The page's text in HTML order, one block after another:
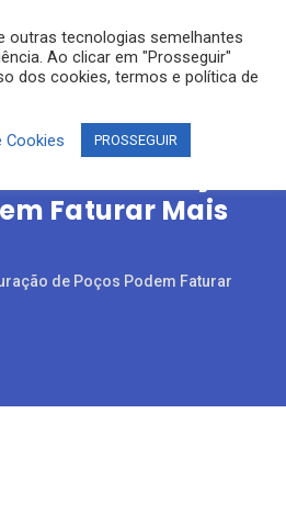
Faturar Mais
de Poços Podem Faturar
outras tecnologias semelhantes
Ao clicar em "Prosseguir"
dos cookies, termos e política de
Cookies PROSSEGUIR